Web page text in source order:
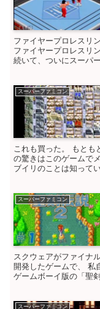
ファイヤープロレスリ
ファイヤープロレスリ
続いて、ついにスーパ
スーパーファミコン
これも買った。 もとも
の驚きはこのゲームで
ブイリのことは知って
スーパーファミコン
スクウェアがファイナ
開発したゲームで、 私
ゲームボーイ版の「聖
スーパーファミコン